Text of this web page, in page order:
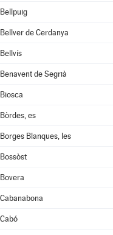
Bellpuig
Bellver de Cerdanya
Bellvís
Benavent de Segrià
Biosca
Bòrdes, es
Borges Blanques, les
Bossòst
Bovera
Cabanabona
Cabó